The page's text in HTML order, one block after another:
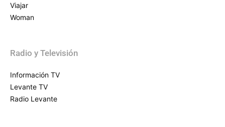
Viajar
Woman
Radio y Televisión
Información TV
Levante TV
Radio Levante